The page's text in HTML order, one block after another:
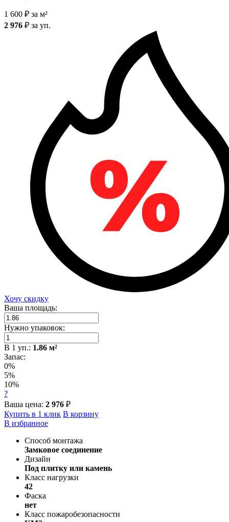
1 600 ₽ за м²
2 976 ₽ за уп.
Хочу скидку
Ваша площадь:
Нужно упаковок:
В 1 уп.: 1.86 м²
Запас:
0%
5%
10%
?
Ваша цена: 2 976 ₽
Купить в 1 клик В корзину
В избранное
Способ монтажа
Замковое соединение
Дизайн
Под плитку или камень
Класс нагрузки
42
Фаска
нет
Класс пожаробезопасности